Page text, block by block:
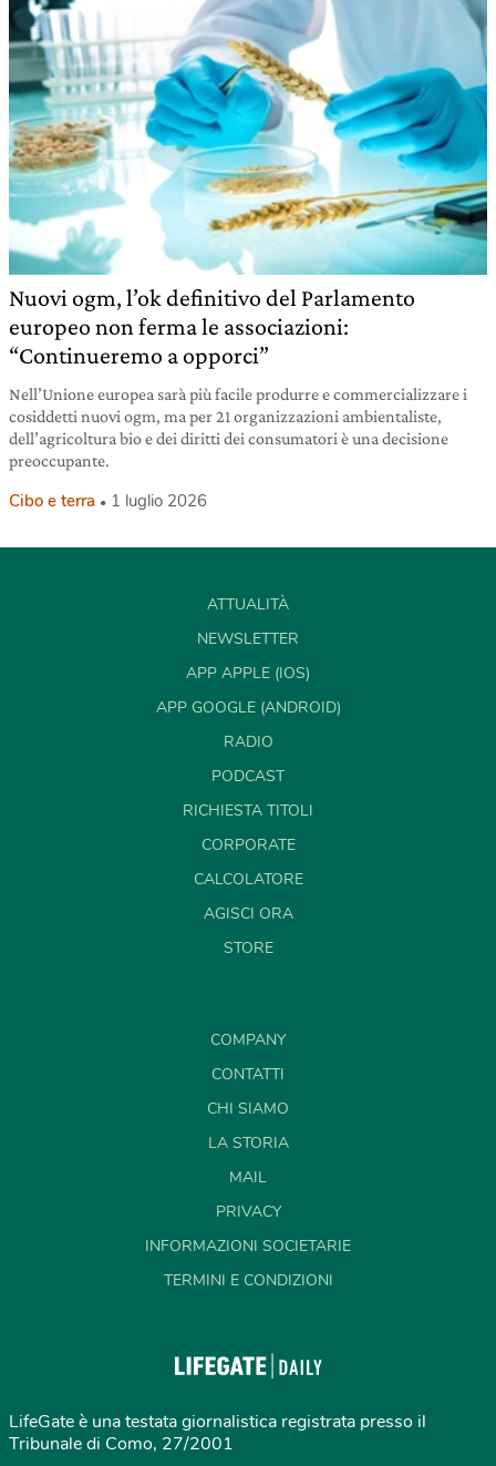
Nuovi ogm, l’ok definitivo del Parlamento
europeo non ferma le associazioni:
“Continueremo a opporci”
Nell’Unione europea sarà più facile produrre e commercializzare i
cosiddetti nuovi ogm, ma per 21 organizzazioni ambientaliste,
dell’agricoltura bio e dei diritti dei consumatori è una decisione
preoccupante.
Cibo e terra 1 luglio 2026
ATTUALITÀ
NEWSLETTER
APP APPLE (IOS)
APP GOOGLE (ANDROID)
RADIO
PODCAST
RICHIESTA TITOLI
CORPORATE
CALCOLATORE
AGISCI ORA
STORE
COMPANY
CONTATTI
CHI SIAMO
LA STORIA
MAIL
PRIVACY
INFORMAZIONI SOCIETARIE
TERMINI E CONDIZIONI
LifeGate è una testata giornalistica registrata presso il
Tribunale di Como, 27/2001